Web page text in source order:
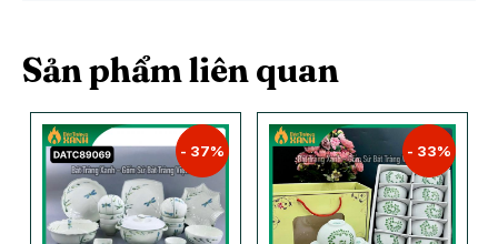
Sản phẩm liên quan
- 37% - 33%